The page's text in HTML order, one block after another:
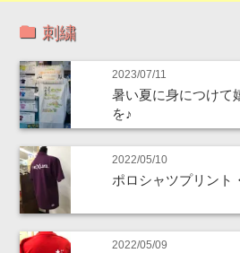
刺繍
2023/07/11
暑い夏に身につけて
を♪
2022/05/10
ポロシャツプリン
2022/05/09